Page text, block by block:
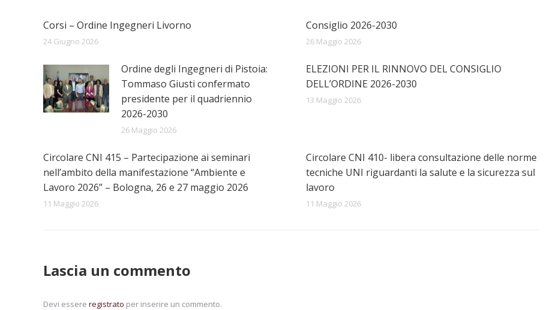
Corsi – Ordine Ingegneri Livorno
24 Giugno 2026
Consiglio 2026-2030
26 Maggio 2026
Ordine degli Ingegneri di Pistoia:
Tommaso Giusti confermato
presidente per il quadriennio
2026-2030
26 Maggio 2026
ELEZIONI PER IL RINNOVO DEL CONSIGLIO
DELL’ORDINE 2026-2030
13 Maggio 2026
Circolare CNI 415 – Partecipazione ai seminari
nell’ambito della manifestazione “Ambiente e
Lavoro 2026” – Bologna, 26 e 27 maggio 2026
11 Maggio 2026
Circolare CNI 410- libera consultazione delle norme
tecniche UNI riguardanti la salute e la sicurezza sul
lavoro
11 Maggio 2026
Lascia un commento
Devi essere registrato per inserire un commento.